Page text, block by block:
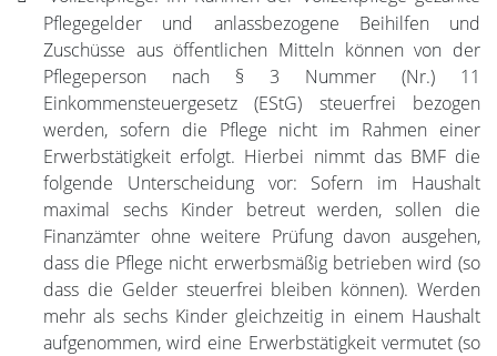
Pflegegelder und anlassbezogene Beihilfen und
Zuschüsse aus öffentlichen Mitteln können von der
Pflegeperson nach § 3 Nummer (Nr.) 11
Einkommensteuergesetz (EStG) steuerfrei bezogen
werden, sofern die Pflege nicht im Rahmen einer
Erwerbstätigkeit erfolgt. Hierbei nimmt das BMF die
folgende Unterscheidung vor: Sofern im Haushalt
maximal sechs Kinder betreut werden, sollen die
Finanzämter ohne weitere Prüfung davon ausgehen,
dass die Pflege nicht erwerbsmäßig betrieben wird (so
dass die Gelder steuerfrei bleiben können). Werden
mehr als sechs Kinder gleichzeitig in einem Haushalt
aufgenommen, wird eine Erwerbstätigkeit vermutet (so